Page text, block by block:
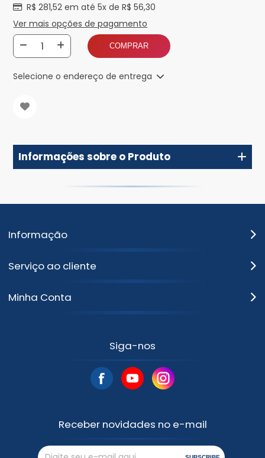
R$ 281,52 em até 5x de R$ 56,30
Ver mais opções de pagamento
COMPRAR
Selecione o endereço de entrega
Informações sobre o Produto
Informação
Serviço ao cliente
Minha Conta
Siga-nos
Receber novidades no e-mail